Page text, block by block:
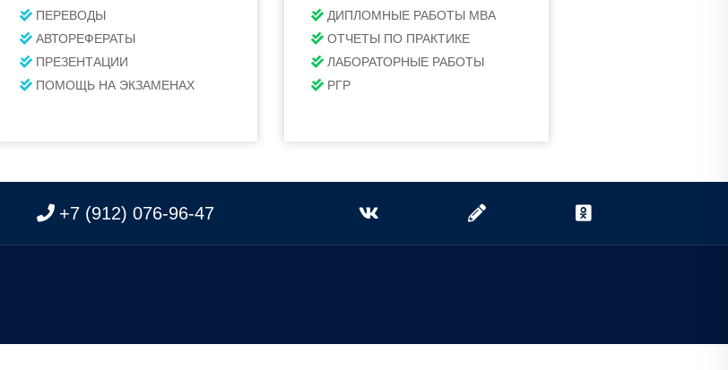
ПЕРЕВОДЫ
АВТОРЕФЕРАТЫ
ПРЕЗЕНТАЦИИ
ПОМОЩЬ НА ЭКЗАМЕНАХ
ДИПЛОМНЫЕ РАБОТЫ МВА
ОТЧЕТЫ ПО ПРАКТИКЕ
ЛАБОРАТОРНЫЕ РАБОТЫ
РГР
+7 (912) 076-96-47